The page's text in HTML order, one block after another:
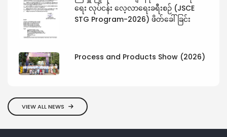
ရေး လုပ်ငန်း လေ့လာရေးခရီးစဉ် (JSCE
STG Program-2026) ဖိတ်ခေါ်ခြင်း
Process and Products Show (2026)
VIEW ALL NEWS